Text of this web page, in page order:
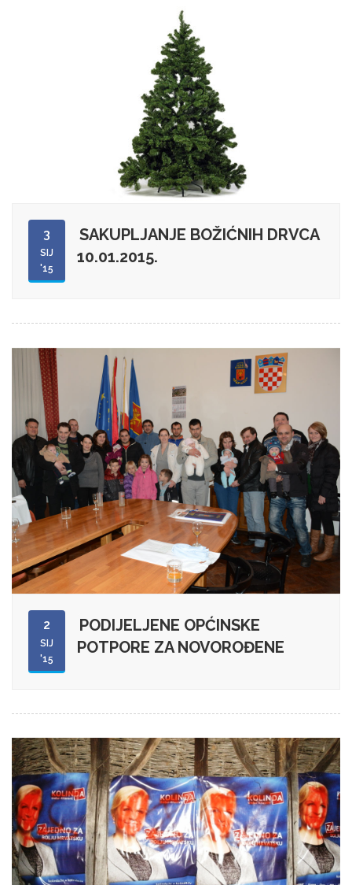
3
SIJ
'15
SAKUPLJANJE BOŽIĆNIH DRVCA
10.01.2015.
2
SIJ
'15
PODIJELJENE OPĆINSKE
POTPORE ZA NOVOROĐENE